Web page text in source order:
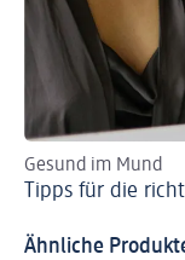
Gesund im Mund
Tipps für die
Ähnliche